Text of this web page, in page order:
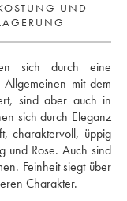
UND
sich durch eine
mit dem
sind aber auch in
sich durch Eleganz
charaktervoll, üppig
und Rose. Auch sind
Feinheit siegt über
Charakter.